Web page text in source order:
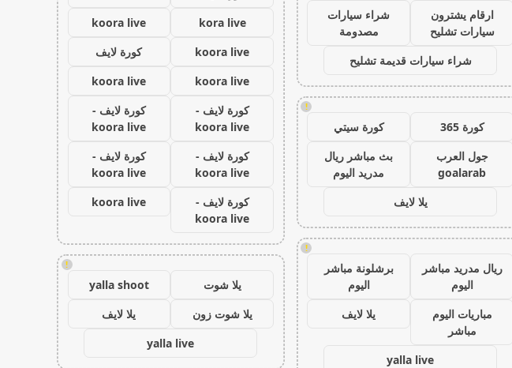
ارقام يشترون
سيارات تشليح
شراء سيارات
مصدومة
شراء سيارات قديمة تشليح
!
كورة 365
كورة سيتي
جول العرب
goalarab
بث مباشر ريال
مدريد اليوم
يلا لايف
!
ريال مدريد مباشر
اليوم
برشلونة مباشر
اليوم
مباريات اليوم
مباشر
يلا لايف
yalla live
kora live
koora live
koora live
كورة لايف
koora live
koora live
كورة لايف -
koora live
كورة لايف -
koora live
كورة لايف -
koora live
كورة لايف -
koora live
كورة لايف -
koora live
koora live
!
يلا شوت
yalla shoot
يلا شوت زون
يلا لايف
yalla live